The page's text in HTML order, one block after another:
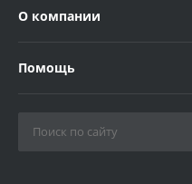
О компании
Помощь